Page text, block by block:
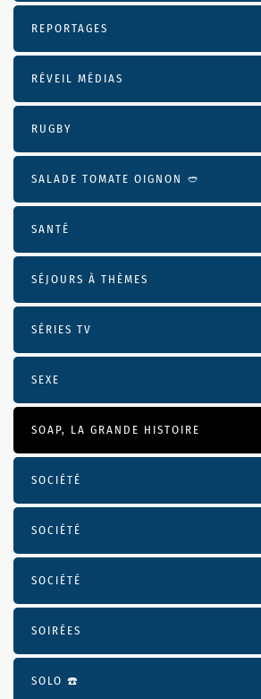
REPORTAGES
RÉVEIL MÉDIAS
RUGBY
SALADE TOMATE OIGNON 🥙
SANTÉ
SÉJOURS À THÈMES
SÉRIES TV
SEXE
SOAP, LA GRANDE HISTOIRE
SOCIÉTÉ
SOCIÉTÉ
SOCIÉTÉ
SOIRÉES
SOLO ☎️